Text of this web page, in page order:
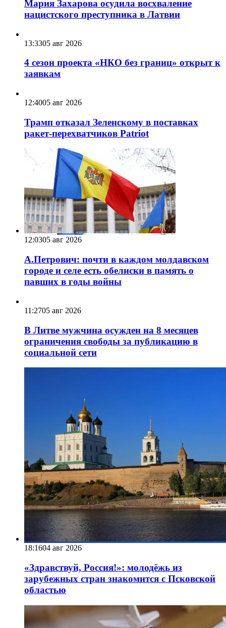
Мария Захарова осудила восхваление
нацистского преступника в Латвии
13:3305 авг 2026
4 сезон проекта «НКО без границ» открыт к
заявкам
12:4005 авг 2026
Трамп отказал Зеленскому в поставках
ракет-перехватчиков Patriot
12:0305 авг 2026
А.Петрович: почти в каждом молдавском
городе и селе есть обелиски в память о
павших в годы войны
11:2705 авг 2026
В Литве мужчина осужден на 8 месяцев
ограничения свободы за публикацию в
социальной сети
18:1604 авг 2026
«Здравствуй, Россия!»: молодёжь из
зарубежных стран знакомится с Псковской
областью